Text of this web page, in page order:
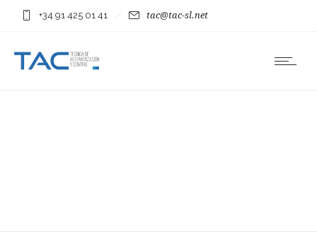
+34 91 425 01 41 tac@tac-sl.net